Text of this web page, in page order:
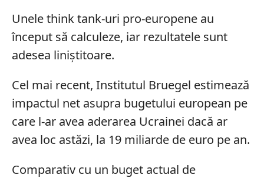
Unele think tank-uri pro-europene au
început să calculeze, iar rezultatele sunt
adesea liniştitoare.
Cel mai recent, Institutul Bruegel estimează
impactul net asupra bugetului european pe
care l-ar avea aderarea Ucrainei dacă ar
avea loc astăzi, la 19 miliarde de euro pe an.
Comparativ cu un buget actual de